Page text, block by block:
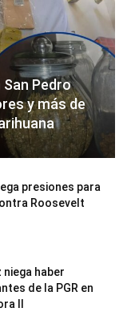
San Pedro
y más de
presiones para
Roosevelt
haber
de la PGR en
II